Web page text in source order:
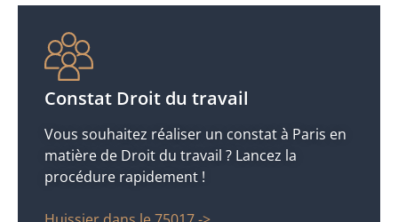
Constat Droit du travail
Vous souhaitez réaliser un constat à Paris en
matière de Droit du travail ? Lancez la
procédure rapidement !